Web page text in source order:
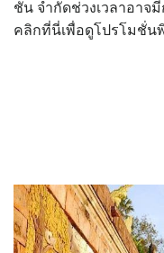
ชั่่น จำกัดช่วงเวลาอาจ
คลิกที่นี่เพื่อดูโปรโมชั่น